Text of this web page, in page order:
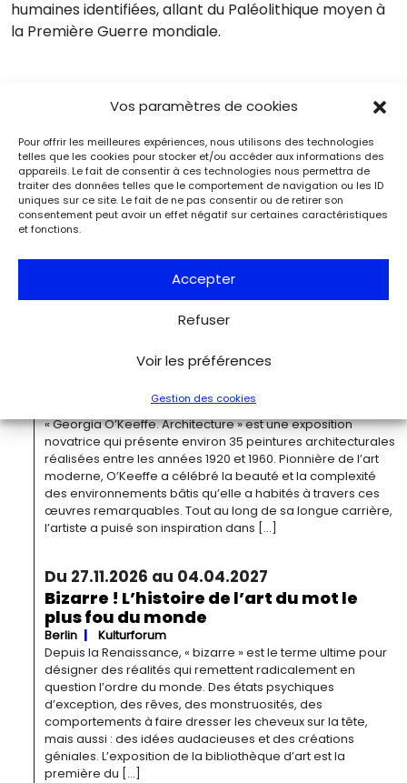
Vos paramètres de cookies
Pour offrir les meilleures expériences, nous utilisons des technologies
telles que les cookies pour stocker et/ou accéder aux informations des
appareils. Le fait de consentir à ces technologies nous permettra de
traiter des données telles que le comportement de navigation ou les ID
uniques sur ce site. Le fait de ne pas consentir ou de retirer son
consentement peut avoir un effet négatif sur certaines caractéristiques
et fonctions.
Accepter
Refuser
Voir les préférences
Gestion des cookies
humaines identifiées, allant du Paléolithique moyen à
la Première Guerre mondiale.
ÉvénementsDu 25.08.2026 au 21.09.2026
Charles de Gaulle raconte la Libération
de Paris. Lettre à son épouse
Paris
Musée de la Libération de Paris – musée du général
Leclerc – musée Jean Moulin
Leclerc – musée Jean Moulin expose la lettre du 27 août
1944 de Charles de Gaulle à son épouse Yvonne, lui narrant
les événements de la Libération de Paris.
Du 13.09.2026 au 03.01.2027
Georgia O’Keeffe. Architecture
Detroit Institute of Arts
« Georgia O’Keeffe. Architecture » est une exposition
novatrice qui présente environ 35 peintures architecturales
réalisées entre les années 1920 et 1960. Pionnière de l’art
moderne, O’Keeffe a célébré la beauté et la complexité
des environnements bâtis qu’elle a habités à travers ces
œuvres remarquables. Tout au long de sa longue carrière,
l’artiste a puisé son inspiration dans […]
Du 27.11.2026 au 04.04.2027
Bizarre ! L’histoire de l’art du mot le
plus fou du monde
Berlin
Kulturforum
Depuis la Renaissance, « bizarre » est le terme ultime pour
désigner des réalités qui remettent radicalement en
question l’ordre du monde. Des états psychiques
d’exception, des rêves, des monstruosités, des
comportements à faire dresser les cheveux sur la tête,
mais aussi : des idées audacieuses et des créations
géniales. L’exposition de la bibliothèque d’art est la
première du […]